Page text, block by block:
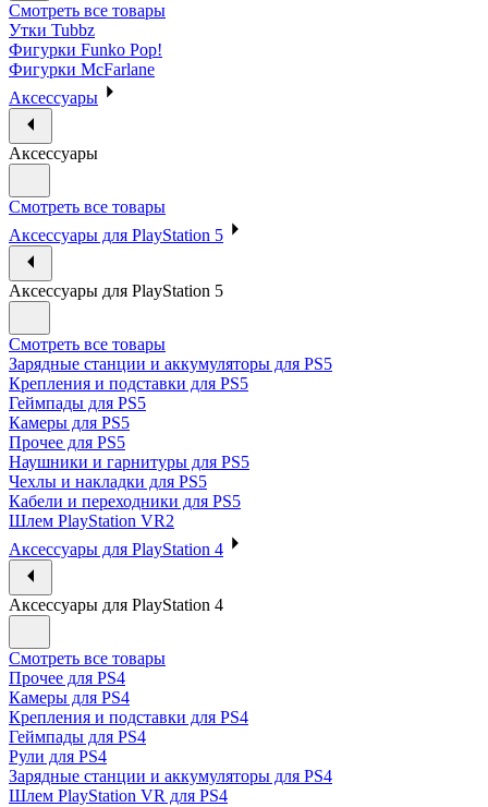
Смотреть все товары
Утки Tubbz
Фигурки Funko Pop!
Фигурки McFarlane
Аксессуары
Аксессуары
Смотреть все товары
Аксессуары для PlayStation 5
Аксессуары для PlayStation 5
Смотреть все товары
Зарядные станции и аккумуляторы для PS5
Крепления и подставки для PS5
Геймпады для PS5
Камеры для PS5
Прочее для PS5
Наушники и гарнитуры для PS5
Чехлы и накладки для PS5
Кабели и переходники для PS5
Шлем PlayStation VR2
Аксессуары для PlayStation 4
Аксессуары для PlayStation 4
Смотреть все товары
Прочее для PS4
Камеры для PS4
Крепления и подставки для PS4
Геймпады для PS4
Рули для PS4
Зарядные станции и аккумуляторы для PS4
Шлем PlayStation VR для PS4